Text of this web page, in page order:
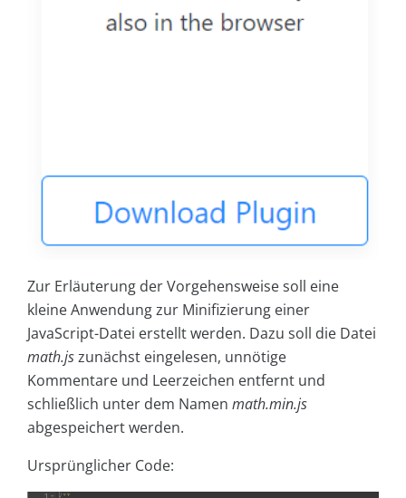
Zur Erläuterung der Vorgehensweise soll eine
kleine Anwendung zur Minifizierung einer
JavaScript-Datei erstellt werden. Dazu soll die Datei
math.jszunächst eingelesen, unnötige
Kommentare und Leerzeichen entfernt und
schließlich unter dem Namen math.min.js
abgespeichert werden.
Ursprünglicher Code: